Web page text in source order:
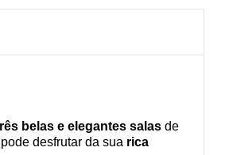
belas e elegantes salas de
desfrutar da sua rica